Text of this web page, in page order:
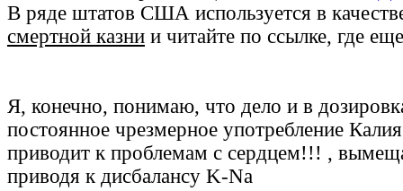
В ряде штатов США используется в
смертной казни и читайте по ссылке, где еще
Я, конечно, понимаю, что дело и в
постоянное чрезмерное употребление
приводит к проблемам с сердцем!!! ,
приводя к дисбалансу K-Na